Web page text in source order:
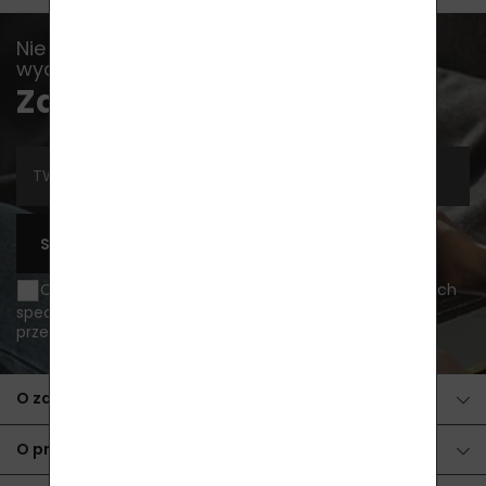
Nie pozwól, by umknęło Ci jakiekolwiek
wydarzenie, wiadomość lub rada...
Zapisz się do newslettera
SUBSKRYBUJ
Chcę otrzymywać informacje o nowościach i ofertach
specjalnych pocztą elektroniczną i wyrażam zgodę na
przetwarzanie danych osobowych
O zakupie
O produktach